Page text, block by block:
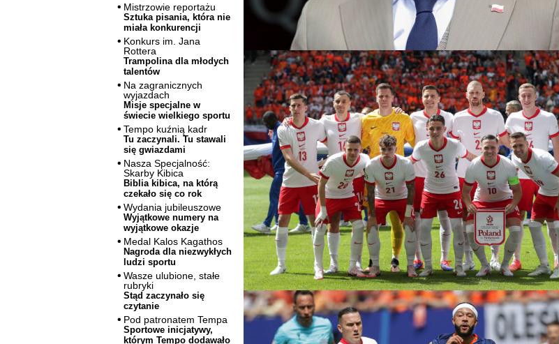
Mistrzowie reportażu
Sztuka pisania, która nie
miała konkurencji
Konkurs im. Jana
Rottera
Trampolina dla młodych
talentów
Na zagranicznych
wyjazdach
Misje specjalne w
świecie wielkiego sportu
Tempo kuźnią kadr
Tu zaczynali. Tu stawali
się gwiazdami
Nasza Specjalność:
Skarby Kibica
Biblia kibica, na którą
czekało się co rok
Wydania jubileuszowe
Wyjątkowe numery na
wyjątkowe okazje
Medal Kalos Kagathos
Nagroda dla niezwykłych
ludzi sportu
Wasze ulubione, stałe
rubryki
Stąd zaczynało się
czytanie
Pod patronatem Tempa
Sportowe inicjatywy,
którym Tempo dodawało